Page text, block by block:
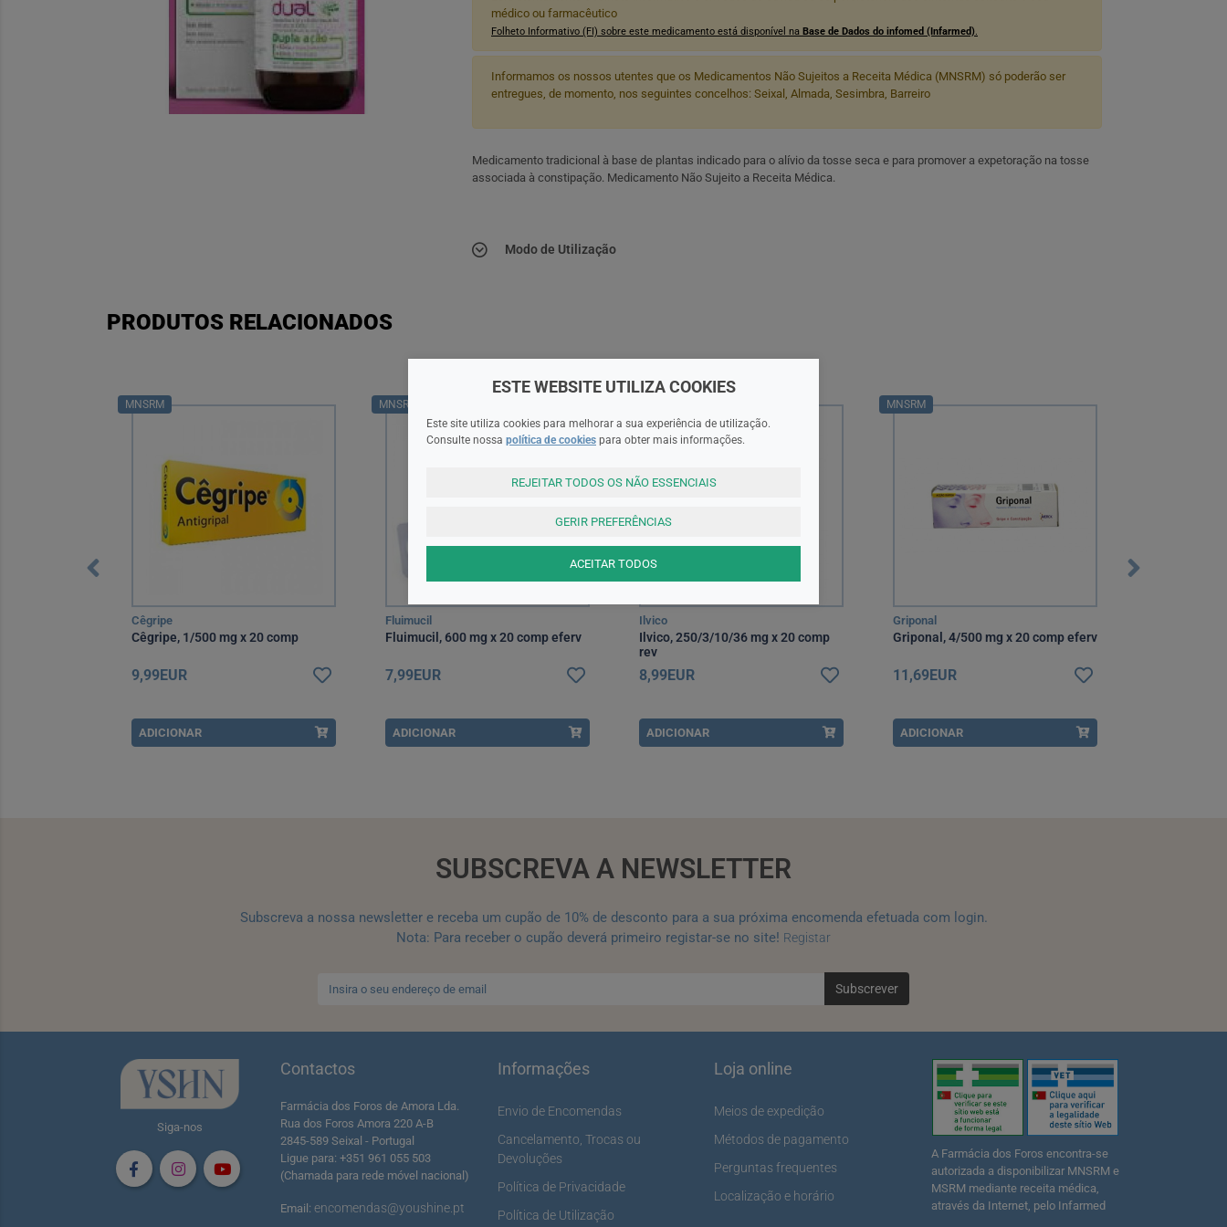
médico ou farmacêutico
Folheto Informativo (FI) sobre este medicamento está disponível na Base de Dados do infomed (Infarmed).
Informamos os nossos utentes que os Medicamentos Não Sujeitos a Receita Médica (MNSRM) só poderão ser
entregues, de momento, nos seguintes concelhos: Seixal, Almada, Sesimbra, Barreiro
Medicamento tradicional à base de plantas indicado para o alívio da tosse seca e para promover a expetoração na tosse
associada à constipação. Medicamento Não Sujeito a Receita Médica.
Modo de Utilização
PRODUTOS RELACIONADOS
MNSRM
Cêgripe
Cêgripe, 1/500 mg x 20 comp
9,99EUR
ADICIONAR
MNSRM
Fluimucil
Fluimucil, 600 mg x 20 comp eferv
7,99EUR
ADICIONAR
Ilvico
Ilvico, 250/3/10/36 mg x 20 comp
rev
8,99EUR
ADICIONAR
MNSRM
Griponal
Griponal, 4/500 mg x 20 comp eferv
11,69EUR
ADICIONAR
SUBSCREVA A NEWSLETTER
Subscreva a nossa newsletter e receba um cupão de 10% de desconto para a sua próxima encomenda efetuada com login.
Nota: Para receber o cupão deverá primeiro registar-se no site! Registar
Subscrever
Siga-nos
Contactos
Farmácia dos Foros de Amora Lda.
Rua dos Foros Amora 220 A-B
2845-589 Seixal - Portugal
Ligue para: +351 961 055 503
(Chamada para rede móvel nacional)
Email: encomendas@youshine.pt
Informações
Envio de Encomendas
Cancelamento, Trocas ou
Devoluções
Política de Privacidade
Política de Utilização
Loja online
Meios de expedição
Métodos de pagamento
Perguntas frequentes
Localização e horário
A Farmácia dos Foros encontra-se
autorizada a disponibilizar MNSRM e
MSRM mediante receita médica,
através da Internet, pelo Infarmed
ESTE WEBSITE UTILIZA COOKIES
Este site utiliza cookies para melhorar a sua experiência de utilização.
Consulte nossa política de cookies para obter mais informações.
REJEITAR TODOS OS NÃO ESSENCIAIS
GERIR PREFERÊNCIAS
ACEITAR TODOS